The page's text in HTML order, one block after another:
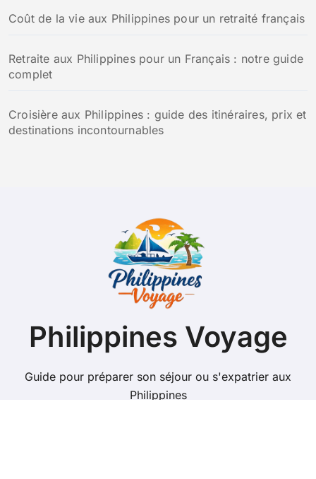
Coût de la vie aux Philippines pour un retraité français
Retraite aux Philippines pour un Français : notre guide
complet
Croisière aux Philippines : guide des itinéraires, prix et
destinations incontournables
Philippines Voyage
Guide pour préparer son séjour ou s'expatrier aux
Philippines